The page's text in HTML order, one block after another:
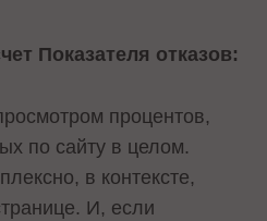
Показателя отказов:
процентов,
по сайту в целом.
в контексте,
И, если